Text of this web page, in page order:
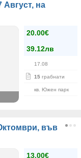
Август, на
20.00€
39.12лв
17.08
15 грабнати
кв. Южен парк
във
13.00€